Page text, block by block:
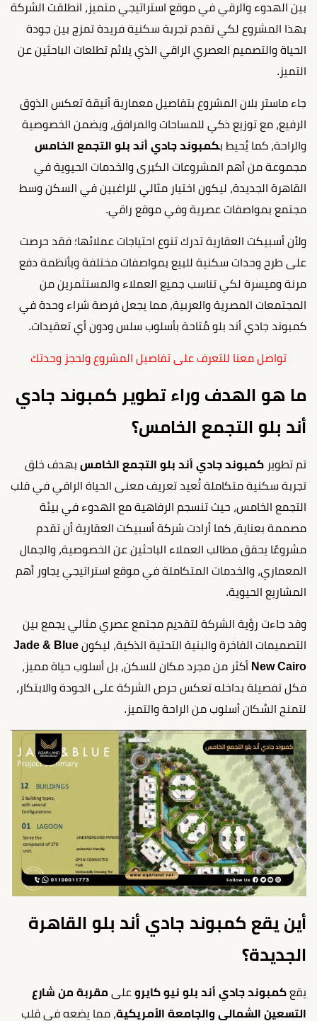
بين الهدوء والرقي في موقع استراتيجي متميز، انطلقت الشركة
بهذا المشروع لكي تقدم تجربة سكنية فريدة تمزج بين جودة
الحياة والتصميم العصري الراقي الذي يلائم تطلعات الباحثين عن
التميز.
جاء ماستر بلان المشروع بتفاصيل معمارية أنيقة تعكس الذوق
الرفيع، مع توزيع ذكي للمساحات والمرافق، ويضمن الخصوصية
والراحة، كما يُحيط بكمبوند جادي أند بلو التجمع الخامس
مجموعة من أهم المشروعات الكبرى والخدمات الحيوية في
القاهرة الجديدة، ليكون اختيار مثالي للراغبين في السكن وسط
مجتمع بمواصفات عصرية وفي موقع راقي.
ولأن أسبيكت العقارية تدرك تنوع احتياجات عملائها؛ فقد حرصت
على طرح وحدات سكنية للبيع بمواصفات مختلفة وبأنظمة دفع
مرنة وميسرة لكي تناسب جميع العملاء والمستثمرين من
المجتمعات المصرية والعربية، مما يجعل فرصة شراء وحدة في
كمبوند جادي أند بلو مُتاحة بأسلوب سلس ودون أي تعقيدات.
تواصل معنا للتعرف على تفاصيل المشروع ولحجز وحدتك
ما هو الهدف وراء تطوير كمبوند جادي
أند بلو التجمع الخامس؟
تم تطوير كمبوند جادي أند بلو التجمع الخامس بهدف خلق
تجربة سكنية متكاملة تُعيد تعريف معنى الحياة الراقي في قلب
التجمع الخامس، حيث تنسجم الرفاهية مع الهدوء في بيئة
مصممة بعناية، كما أرادت شركة أسبيكت العقارية أن تقدم
مشروعًا يحقق مطالب العملاء الباحثين عن الخصوصية، والجمال
المعماري، والخدمات المتكاملة في موقع استراتيجي يجاور أهم
المشاريع الحيوية.
وقد جاءت رؤية الشركة لتقديم مجتمع عصري مثالي يجمع بين
التصميمات الفاخرة والبنية التحتية الذكية، ليكون Jade & Blue
New Cairo أكثر من مجرد مكان للسكن، بل أسلوب حياة مميز،
فكل تفصيلة بداخله تعكس حرص الشركة على الجودة والابتكار،
لتمنح السُكان أسلوب من الراحة والتميز.
أين يقع كمبوند جادي أند بلو القاهرة
الجديدة؟
يقع كمبوند جادي أند بلو نيو كايرو على مقربة من شارع
التسعين الشمالي والجامعة الأمريكية، مما يضعه في قلب